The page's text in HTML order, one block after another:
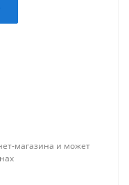
магазина и может